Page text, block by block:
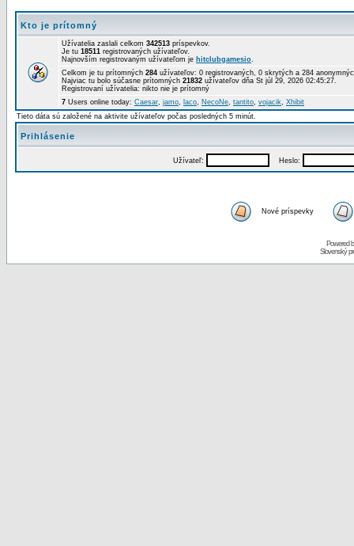
Kto je prítomný
Užívatelia zaslali celkom 342513 príspevkov.
Je tu 18511 registrovaných užívateľov.
Najnovším registrovaným užívateľom je hitclubgamesio.
Celkom je tu prítomných 284 užívateľov: 0 registrovaných, 0 skrytých a 284
Najviac tu bolo súčasne prítomných 21832 užívateľov dňa St júl 29, 2026 02:45:27.
Registrovaní užívatelia: nikto nie je prítomný
7 Users online today: Caesar, jamo, laco, NecoNe, tantito, vojacik, Xhibit
Tieto dáta sú založené na aktivite užívateľov počas posledných 5 minút.
Prihlásenie
Užívateľ: Heslo:
Nové príspevky
Powered
Slovenský